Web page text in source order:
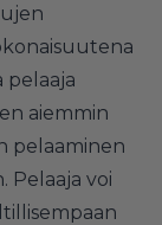
pelaaja
aiemmin
pelaaminen
Pelaaja voi